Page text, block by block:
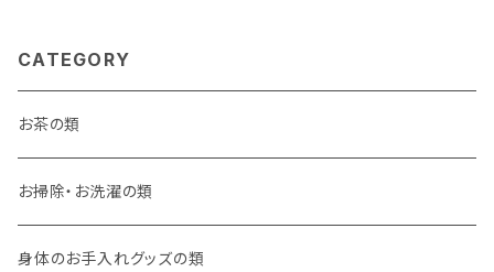
CATEGORY
お茶の類
お掃除・お洗濯の類
身体のお手入れグッズの類